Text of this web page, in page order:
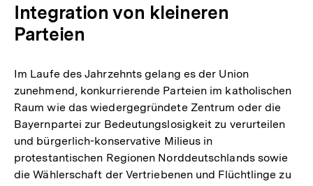
Integration von kleineren
Parteien
Im Laufe des Jahrzehnts gelang es der Union
zunehmend, konkurrierende Parteien im katholischen
Raum wie das wiedergegründete Zentrum oder die
Bayernpartei zur Bedeutungslosigkeit zu verurteilen
und bürgerlich-konservative Milieus in
protestantischen Regionen Norddeutschlands sowie
die Wählerschaft der Vertriebenen und Flüchtlinge zu